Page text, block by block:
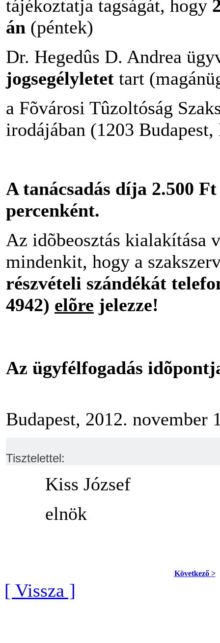
tájékoztatja tagságát, hogy
án (péntek)
Dr. Hegedûs D. Andrea
jogsegélyletet tart
a Fõvárosi Tûzoltóság
irodájában (1203
A tanácsadás díja 2.500
percenként.
Az idõbeosztás kialakítása
mindenkit, hogy a
részvételi szándékát
4942) elõre jelezze!
Az ügyfélfogadás
Budapest, 2012. november
Tisztelettel:
Kiss József
elnök
Következő >
[ Vissza ]